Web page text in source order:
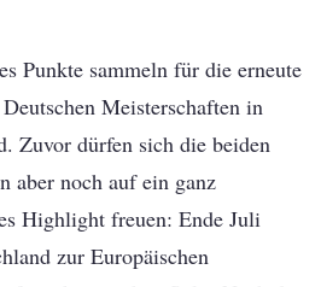
Punkte sammeln für die erneute
Meisterschaften in
Zuvor dürfen sich die beiden
aber noch auf ein ganz
Highlight freuen: Ende Juli
zur Europäischen